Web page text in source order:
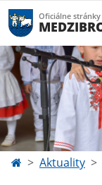
Oficiálne stránky
Aktuality